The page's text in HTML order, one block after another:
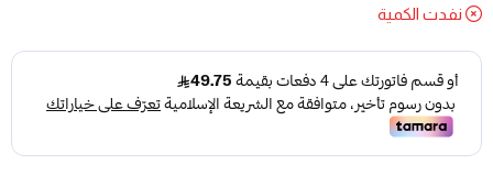
نفدت الكمية